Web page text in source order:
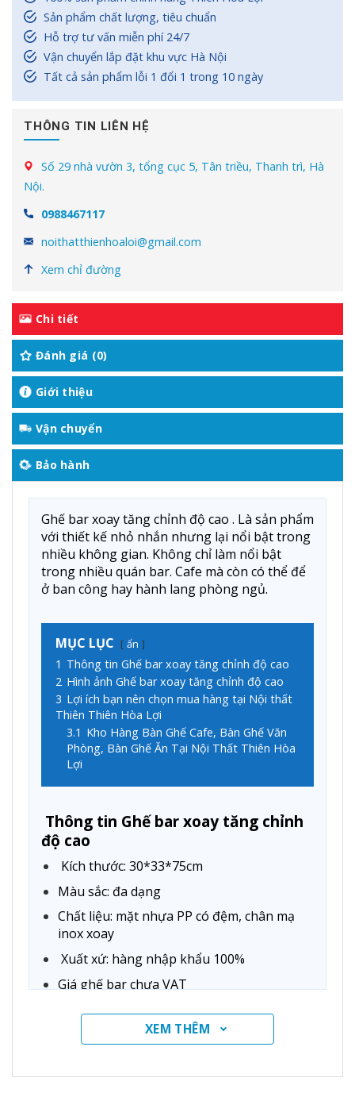
Sản phẩm chất lượng, tiêu chuẩn
Hỗ trợ tư vấn miễn phí 24/7
Vận chuyển lắp đặt khu vực Hà Nội
Tất cả sản phẩm lỗi 1 đổi 1 trong 10 ngày
THÔNG TIN LIÊN HỆ
Số 29 nhà vườn 3, tổng cục 5, Tân triều, Thanh trì, Hà
Nội.
0988467117
noithatthienhoaloi@gmail.com
Xem chỉ đường
Chi tiết
Đánh giá (0)
Giới thiệu
Vận chuyển
Bảo hành
Ghế bar xoay tăng chỉnh độ cao . Là sản phẩm
với thiết kế nhỏ nhắn nhưng lại nổi bật trong
nhiều không gian. Không chỉ làm nổi bật
trong nhiều quán bar. Cafe mà còn có thể để
ở ban công hay hành lang phòng ngủ.
MỤC LỤC ẩn
1 Thông tin Ghế bar xoay tăng chỉnh độ cao
2 Hình ảnh Ghế bar xoay tăng chỉnh độ cao
3 Lợi ích bạn nên chọn mua hàng tại Nội thất
Thiên Thiên Hòa Lợi
3.1 Kho Hàng Bàn Ghế Cafe, Bàn Ghế Văn
Phòng, Bàn Ghế Ăn Tại Nội Thất Thiên Hòa
Lợi
Thông tin Ghế bar xoay tăng chỉnh
độ cao
Kích thước: 30*33*75cm
Màu sắc: đa dạng
Chất liệu: mặt nhựa PP có đệm, chân mạ
inox xoay
Xuất xứ: hàng nhập khẩu 100%
Giá ghế bar chưa VAT
Hình ảnh Ghế bar xoay tăng chỉnh
độ cao
XEM THÊM